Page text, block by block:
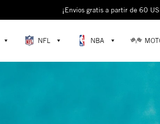
¡Envíos gratis a partir de 60
¡Descubre colecciones exclusivas en la tienda oficial
NFL NBA